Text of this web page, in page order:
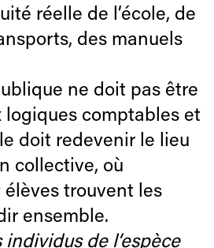
réelle de l’école, de
des manuels
ne doit pas être
logiques comptables et
doit redevenir le lieu
collective, où
élèves trouvent les
ensemble.
individus de l’espèce